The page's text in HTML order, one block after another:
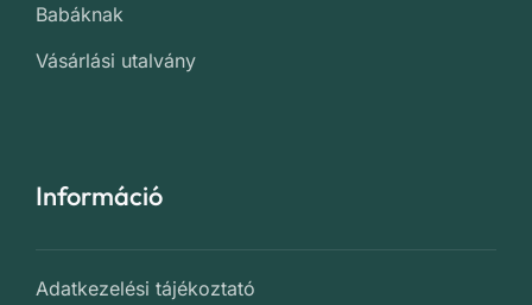
Babáknak
Vásárlási utalvány
Információ
Adatkezelési tájékoztató